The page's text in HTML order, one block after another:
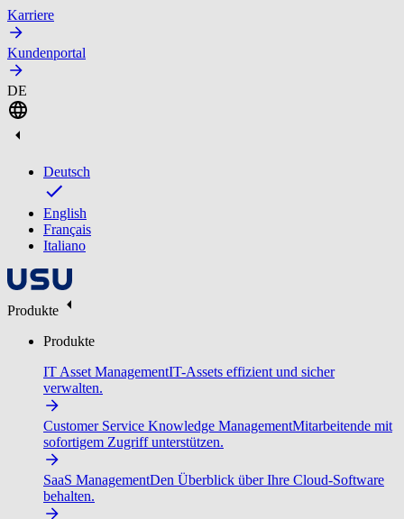
Karriere
Kundenportal
DE
Deutsch
English
Français
Italiano
Produkte
Produkte
IT Asset ManagementIT-Assets effizient und sicher
verwalten.
Customer Service Knowledge ManagementMitarbeitende mit
sofortigem Zugriff unterstützen.
SaaS ManagementDen Überblick über Ihre Cloud-Software
behalten.